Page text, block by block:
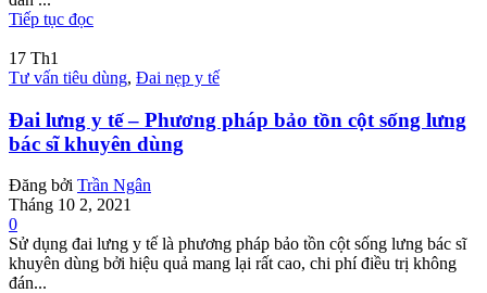
Tiếp tục đọc
17 Th1
Tư vấn tiêu dùng, Đai nẹp y tế
Đai lưng y tế – Phương pháp bảo tồn cột sống lưng
bác sĩ khuyên dùng
Đăng bởi Trần Ngân
Tháng 10 2, 2021
0
Sử dụng đai lưng y tế là phương pháp bảo tồn cột sống lưng bác sĩ
khuyên dùng bởi hiệu quả mang lại rất cao, chi phí điều trị không
đán...